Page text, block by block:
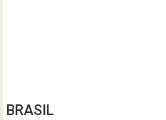
BRASIL